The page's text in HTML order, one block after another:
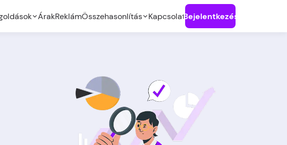
ÁrakReklámÖsszehasonlítás KapcsolatBejelentkezés